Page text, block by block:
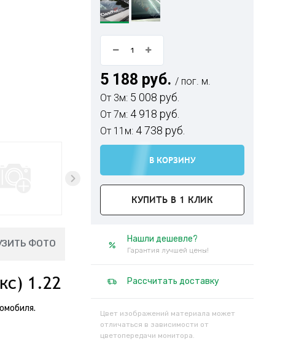
5 188 руб. / пог. м.
От 3м: 5 008 руб.
От 7м: 4 918 руб.
От 11м: 4 738 руб.
В КОРЗИНУ
КУПИТЬ В 1 КЛИК
Нашли дешевле?
Гарантия лучшей цены!
Рассчитать доставку
Цвет изображений материала может
отличаться в зависимости от
цветопередачи монитора.
ФОТО
1.22